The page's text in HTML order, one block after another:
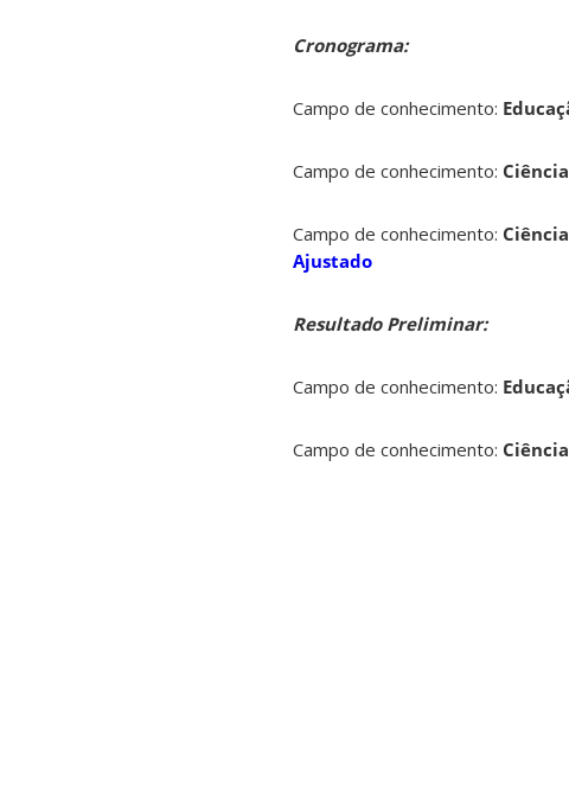
Cronograma:
Campo de conhecimento:
Campo de conhecimento:
Campo de conhecimento:
Ajustado
Resultado Preliminar:
Campo de conhecimento:
Campo de conhecimento: